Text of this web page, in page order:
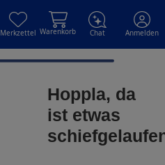
Merkzettel Warenkorb Chat Anmelden
Hoppla, da
ist etwas